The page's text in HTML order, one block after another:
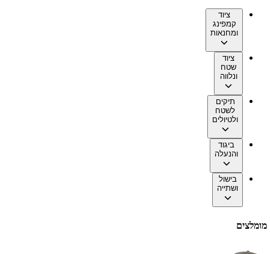
ציוד
קמפינג
ומחנאות
ציוד
שטח
ונלווה
תיקים
לשטח
ולטיולים
ביגוד
והנעלה
בישול
ושתייה
מומלצים